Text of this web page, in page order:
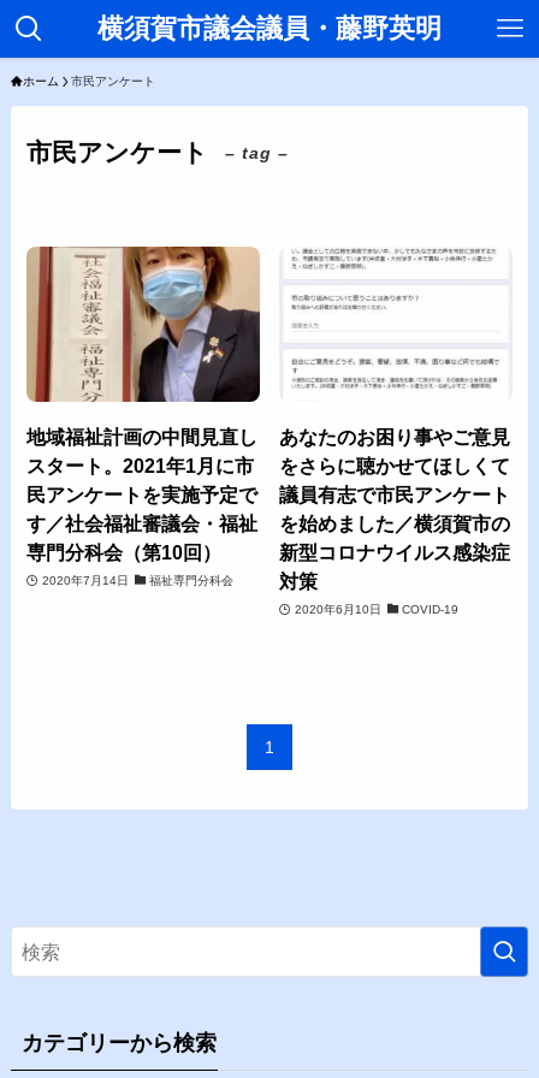
横須賀市議会議員・藤野英明
ホーム 市民アンケート
市民アンケート – tag –
地域福祉計画の中間見直し
スタート。2021年1月に市
民アンケートを実施予定で
す／社会福祉審議会・福祉
専門分科会（第10回）
2020年7月14日 福祉専門分科会
あなたのお困り事やご意見
をさらに聴かせてほしくて
議員有志で市民アンケート
を始めました／横須賀市の
新型コロナウイルス感染症
対策
2020年6月10日 COVID-19
1
カテゴリーから検索